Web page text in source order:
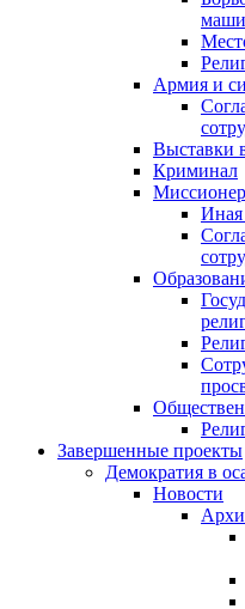
Армия и
Выставки
Криминал
Иная
Завершенные проекты
Демократия в
Новости